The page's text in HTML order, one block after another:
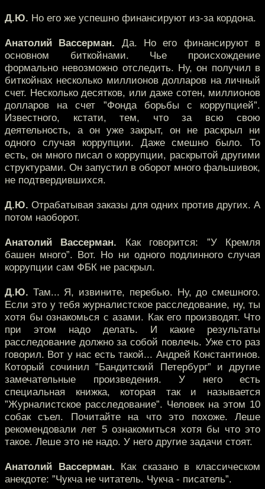
Д.Ю. Но его же успешно финансируют из-за кордона.
Анатолий Вассерман. Да. Но его финансируют в
основном биткойнами. Чье происхождение
формально невозможно отследить. Ну, он получил в
биткойнах несколько миллионов долларов на личный
счет. Несколько десятков, или даже сотен, миллионов
долларов на счет ”Фонда борьбы с коррупцией”.
Известного, кстати, тем, что за всю свою
деятельность, а он уже закрыт, он не раскрыл ни
одного случая коррупции. Даже смешно было. То
есть, он много писал о коррупции, раскрытой другими
структурами. Он запустил в оборот много фальшивок,
не подтвердившихся.
Д.Ю. Отрабатывая заказы для одних против других. А
потом наоборот.
Анатолий Вассерман. Как говорится: ”У Кремля
башен много”. Вот. Но ни одного подлинного случая
коррупции сам ФБК не раскрыл.
Д.Ю. Там... Я, извините, перебью. Ну, до смешного.
Если это у тебя журналистское расследование, ну, ты
хотя бы ознакомься с азами. Как его производят. Что
при этом надо делать. И какие результаты
расследование должно за собой повлечь. Уже сто раз
говорил. Вот у нас есть такой... Андрей Константинов.
Который сочинил ”Бандитский Петербург” и другие
замечательные произведения. У него есть
специальная книжка, которая так и называется
”Журналистское расследование”. Человек на этом 10
собак съел. Почитайте на что это похоже. Леше
рекомендовали лет 5 ознакомиться хотя бы что это
такое. Леше это не надо. У него другие задачи стоят.
Анатолий Вассерман. Как сказано в классическом
анекдоте: ”Чукча не читатель. Чукча - писатель”.